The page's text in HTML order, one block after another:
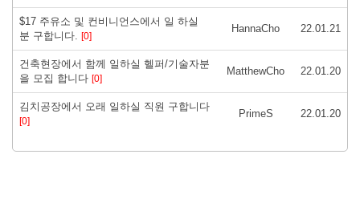
$17 주유소 및 컨비니언스에서 일 하실
분 구합니다. [0]
HannaCho 22.01.21
건축현장에서 함께 일하실 헬퍼/기술자분
을 모집 합니다 [0]
MatthewCho 22.01.20
김치공장에서 오래 일하실 직원 구합니다
[0]
PrimeS 22.01.20